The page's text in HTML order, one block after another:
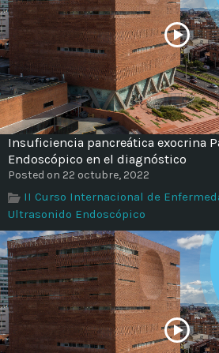
Insuficiencia pancreática exocrina
Endoscópico en el diagnóstico
Posted on 22 octubre, 2022
II Curso Internacional de
Ultrasonido Endoscópico